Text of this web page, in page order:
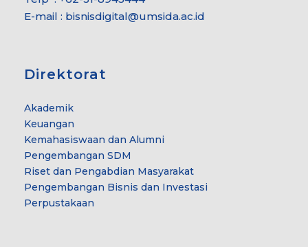
E-mail : bisnisdigital@umsida.ac.id
Direktorat
Akademik
Keuangan
Kemahasiswaan dan Alumni
Pengembangan SDM
Riset dan Pengabdian Masyarakat
Pengembangan Bisnis dan Investasi
Perpustakaan